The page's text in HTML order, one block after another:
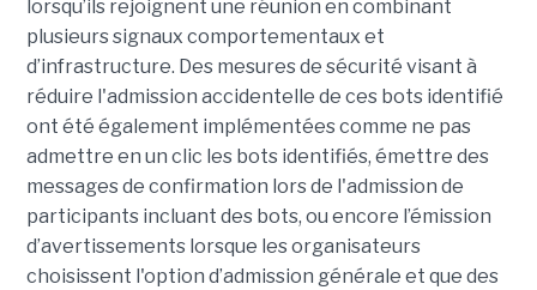
lorsqu’ils rejoignent une réunion en combinant
plusieurs signaux comportementaux et
d’infrastructure. Des mesures de sécurité visant à
réduire l'admission accidentelle de ces bots identifié
ont été également implémentées comme ne pas
admettre en un clic les bots identifiés, émettre des
messages de confirmation lors de l'admission de
participants incluant des bots, ou encore l’émission
d’avertissements lorsque les organisateurs
choisissent l'option d’admission générale et que des